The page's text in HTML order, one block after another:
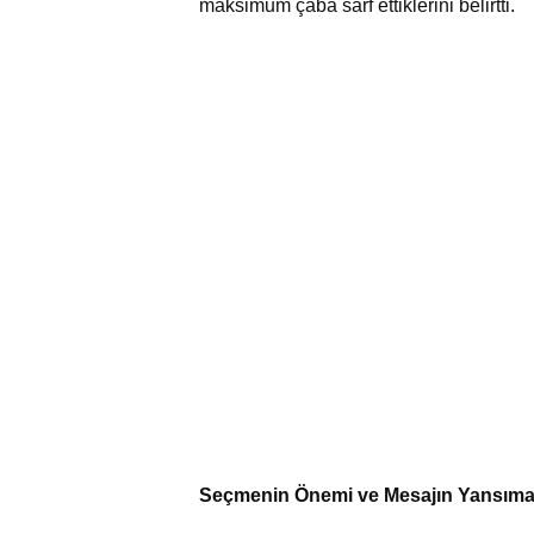
maksimum çaba sarf ettiklerini belirtti.
Seçmenin Önemi ve Mesajın